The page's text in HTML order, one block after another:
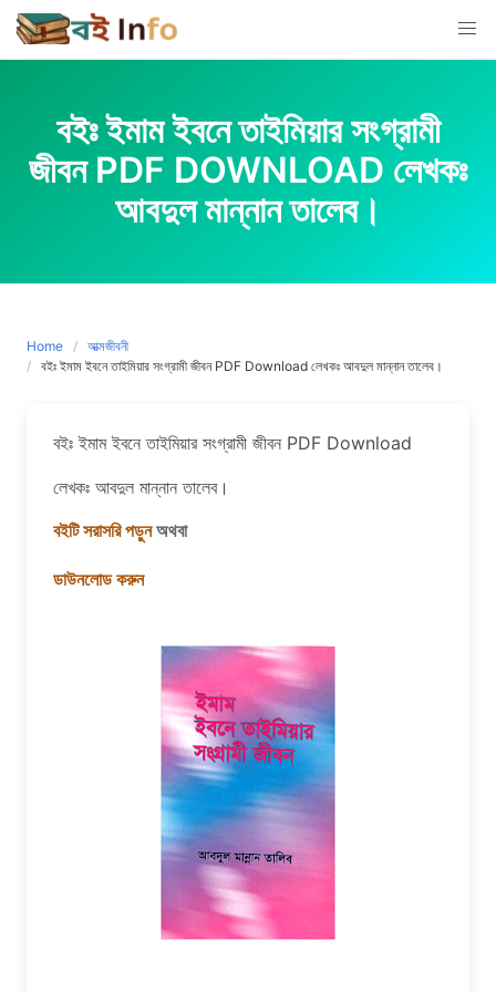
Skip
to
content
বইঃ ইমাম ইবনে তাইমিয়ার সংগ্রামী
জীবন PDF DOWNLOAD লেখকঃ
আবদুল মান্নান তালেব।
Home
আত্মজীবনী
বইঃ ইমাম ইবনে তাইমিয়ার সংগ্রামী জীবন PDF Download লেখকঃ আবদুল মান্নান তালেব।
বইঃ ইমাম ইবনে তাইমিয়ার সংগ্রামী জীবন PDF Download
লেখকঃ আবদুল মান্নান তালেব।
বইটি সরাসরি পড়ুনঅথবা
ডাউনলোড করুন